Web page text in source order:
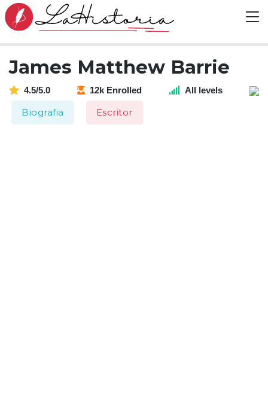
James Matthew Barrie
4.5/5.0 12k Enrolled All levels
Biografia Escritor